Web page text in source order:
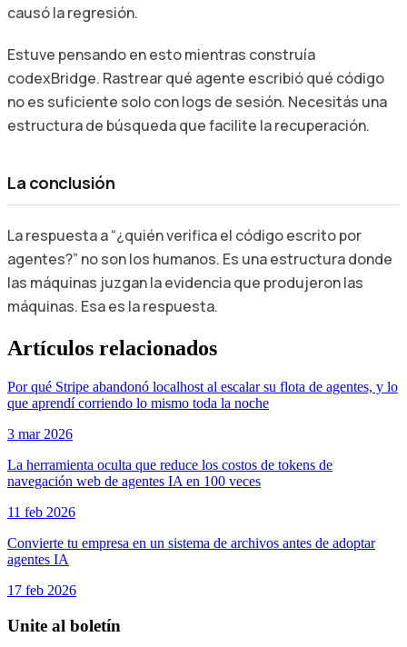
causó la regresión.
Estuve pensando en esto mientras construía
codexBridge. Rastrear qué agente escribió qué código
no es suficiente solo con logs de sesión. Necesitás una
estructura de búsqueda que facilite la recuperación.
La conclusión
La respuesta a “¿quién verifica el código escrito por
agentes?” no son los humanos. Es una estructura donde
las máquinas juzgan la evidencia que produjeron las
máquinas. Esa es la respuesta.
Artículos relacionados
Por qué Stripe abandonó localhost al escalar su flota de agentes, y lo
que aprendí corriendo lo mismo toda la noche
3 mar 2026
La herramienta oculta que reduce los costos de tokens de
navegación web de agentes IA en 100 veces
11 feb 2026
Convierte tu empresa en un sistema de archivos antes de adoptar
agentes IA
17 feb 2026
Unite al boletín